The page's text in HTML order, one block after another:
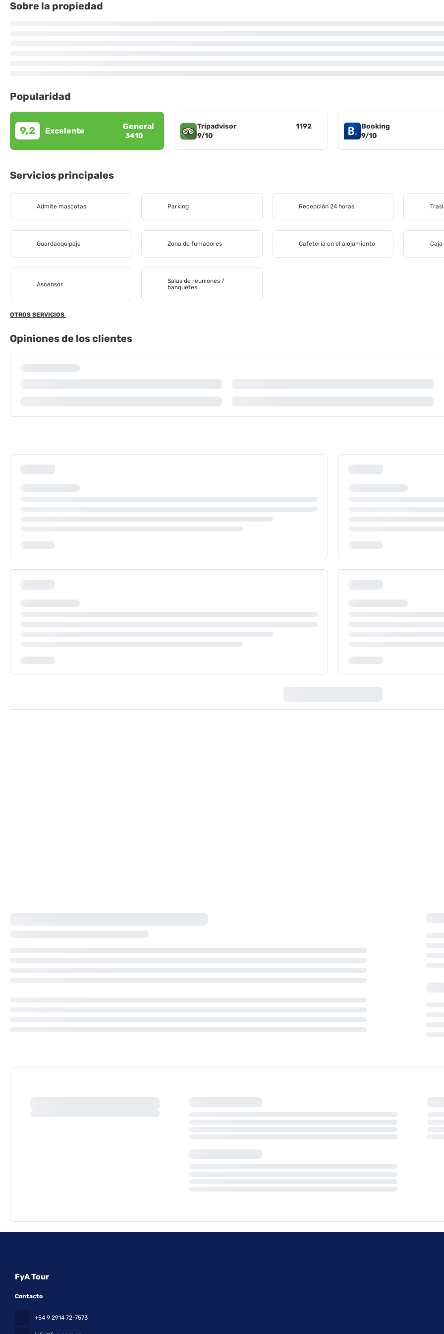
Sobre la propiedad
Popularidad
9,2 Excelente General
3410
Tripadvisor
9/10
1192
Booking
9/10
Servicios principales
Admite mascotas Parking Recepción 24 horas
Guardaequipaje Zona de fumadores Cafetería en el alojamiento
Ascensor
Salas de reuniones /
banquetes
OTROS SERVICIOS
Opiniones de los clientes
FyA Tour
Contacto
+54 9 2914 72-7573